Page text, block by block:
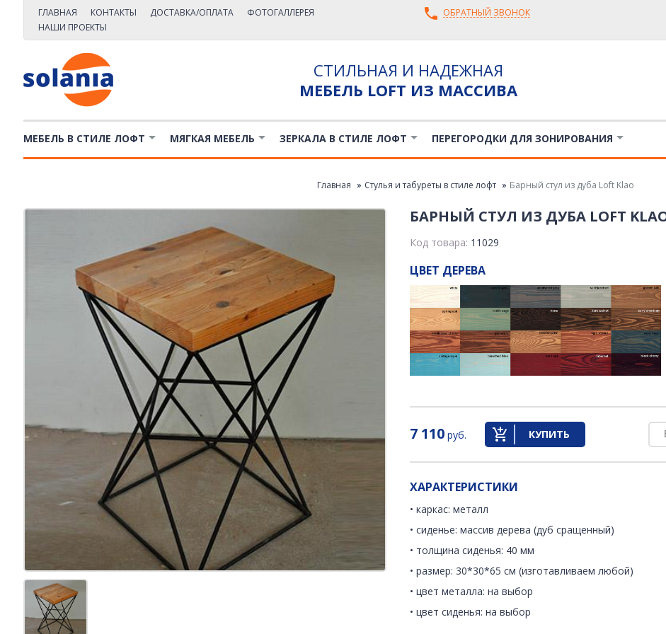
ГЛАВНАЯ КОНТАКТЫ ДОСТАВКА/ОПЛАТА
ФОТОГАЛЛЕРЕЯ
НАШИ ПРОЕКТЫ
ОБРАТНЫЙ ЗВОНОК
СТИЛЬНАЯ И НАДЕЖНАЯ
МЕБЕЛЬ LOFT ИЗ МАССИВА
МЕБЕЛЬ В СТИЛЕ ЛОФТ МЯГКАЯ МЕБЕЛЬ ЗЕРКАЛА В СТИЛЕ ЛОФТ ПЕРЕГОРОДКИ ДЛЯ ЗОНИРОВАНИЯ
Главная Стулья и табуреты в стиле лофт Барный стул из дуба Loft Klao
БАРНЫЙ СТУЛ ИЗ ДУБА LOFT
Код товара: 11029
ЦВЕТ ДЕРЕВА
7 110 руб. КУПИТЬ
ХАРАКТЕРИСТИКИ
• каркас: металл
• сиденье: массив дерева (дуб сращенный)
• толщина сиденья: 40 мм
• размер: 30*30*65 см (изготавливаем любой)
• цвет металла: на выбор
• цвет сиденья: на выбор